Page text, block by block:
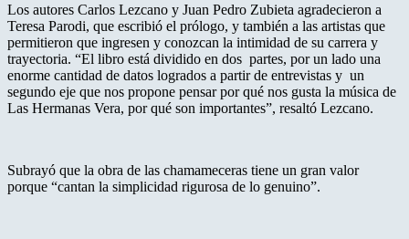
Los autores Carlos Lezcano y Juan Pedro Zubieta agradecieron a
Teresa Parodi, que escribió el prólogo, y también a las artistas que
permitieron que ingresen y conozcan la intimidad de su carrera y
trayectoria. “El libro está dividido en dos partes, por un lado una
enorme cantidad de datos logrados a partir de entrevistas y un
segundo eje que nos propone pensar por qué nos gusta la música de
Las Hermanas Vera, por qué son importantes”, resaltó Lezcano.
Subrayó que la obra de las chamameceras tiene un gran valor
porque “cantan la simplicidad rigurosa de lo genuino”.